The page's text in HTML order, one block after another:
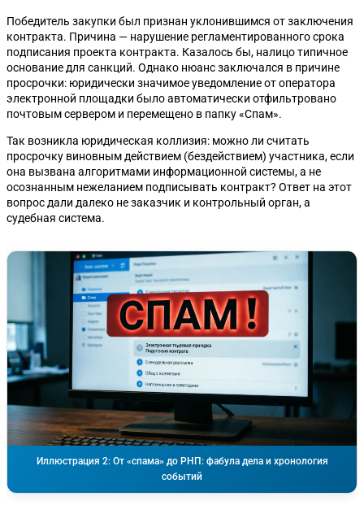
Победитель закупки был признан уклонившимся от заключения
контракта. Причина — нарушение регламентированного срока
подписания проекта контракта. Казалось бы, налицо типичное
основание для санкций. Однако нюанс заключался в причине
просрочки: юридически значимое уведомление от оператора
электронной площадки было автоматически отфильтровано
почтовым сервером и перемещено в папку «Спам».
Так возникла юридическая коллизия: можно ли считать
просрочку виновным действием (бездействием) участника, если
она вызвана алгоритмами информационной системы, а не
осознанным нежеланием подписывать контракт? Ответ на этот
вопрос дали далеко не заказчик и контрольный орган, а
судебная система.
Иллюстрация 2: От «спама» до РНП: фабула дела и хронология
событий